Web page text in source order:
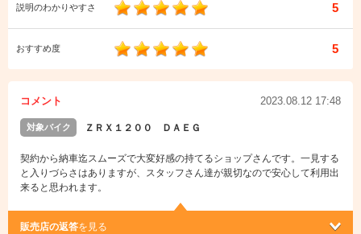
説明のわかりやすさ 5
おすすめ度 5
コメント 2023.08.12 17:48
対象バイク ＺＲＸ１２００ ＤＡＥＧ
契約から納車迄スムーズで大変好感の持てるショップさんです。一見する
と入りづらさはありますが、スタッフさん達が親切なので安心して利用出
来ると思われます。
販売店の返答を見る